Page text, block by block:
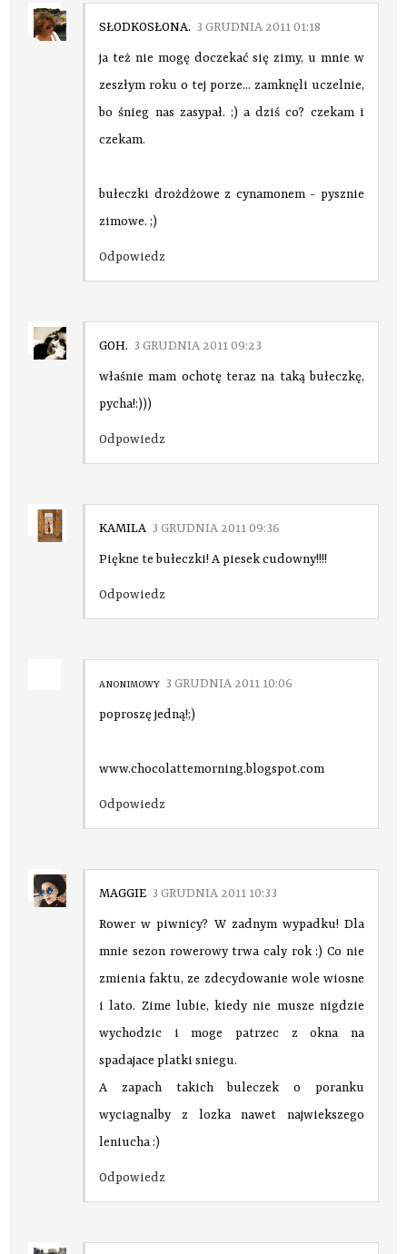
SŁODKOSŁONA. 3 GRUDNIA 2011 01:18
ja też nie mogę doczekać się zimy, u mnie w
zeszłym roku o tej porze... zamknęli uczelnie,
bo śnieg nas zasypał. ;) a dziś co? czekam i
czekam.
bułeczki drożdżowe z cynamonem - pysznie
zimowe. ;)
Odpowiedz
GOH. 3 GRUDNIA 2011 09:23
właśnie mam ochotę teraz na taką bułeczkę,
pycha!:)))
Odpowiedz
KAMILA 3 GRUDNIA 2011 09:36
Piękne te bułeczki! A piesek cudowny!!!!
Odpowiedz
ANONIMOWY 3 GRUDNIA 2011 10:06
poproszę jedną!;)
www.chocolattemorning.blogspot.com
Odpowiedz
MAGGIE 3 GRUDNIA 2011 10:33
Rower w piwnicy? W zadnym wypadku! Dla
mnie sezon rowerowy trwa caly rok :) Co nie
zmienia faktu, ze zdecydowanie wole wiosne
i lato. Zime lubie, kiedy nie musze nigdzie
wychodzic i moge patrzec z okna na
spadajace platki sniegu.
A zapach takich buleczek o poranku
wyciagnalby z lozka nawet najwiekszego
leniucha :)
Odpowiedz